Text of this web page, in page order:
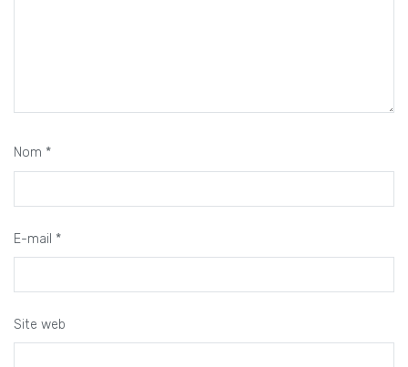
Nom *
E-mail *
Site web